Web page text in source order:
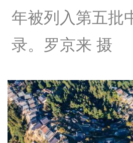
年被列入第五批
录。罗京来 摄